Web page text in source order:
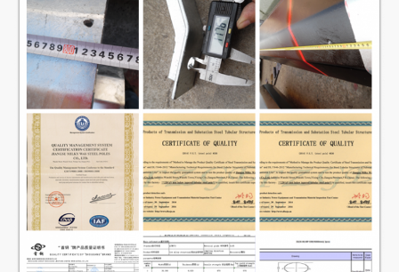
Padrão ISO 9001
Comprimento
por da seção
Dentro de 14m que formam uma
vez sem junção do deslizamento
Solda
Nós temos o teste passado da
falha. A soldadura dobro interna e
externo faz
solda bonita na forma
Padrão de solda: AWS (sociedade
americana) D 1,1 da soldadura